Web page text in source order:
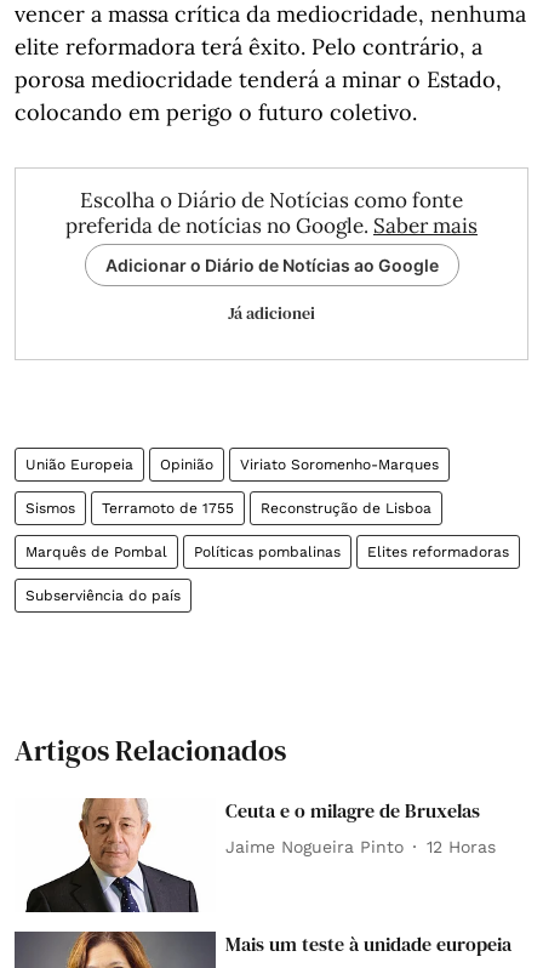
vencer a massa crítica da mediocridade, nenhuma
elite reformadora terá êxito. Pelo contrário, a
porosa mediocridade tenderá a minar o Estado,
colocando em perigo o futuro coletivo.
Escolha o Diário de Notícias como fonte
preferida de notícias no Google. Saber mais
Adicionar o Diário de Notícias ao Google
Já adicionei
União Europeia Opinião Viriato Soromenho-Marques
Sismos Terramoto de 1755 Reconstrução de Lisboa
Marquês de Pombal Políticas pombalinas Elites reformadoras
Subserviência do país
Artigos Relacionados
Ceuta e o milagre de Bruxelas
Jaime Nogueira Pinto 12 Horas
Mais um teste à unidade europeia